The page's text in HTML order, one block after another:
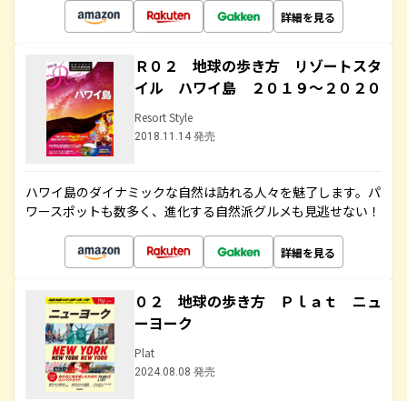
詳細を見る
Ｒ０２ 地球の歩き方 リゾートスタ
イル ハワイ島 ２０１９～２０２０
Resort Style
2018.11.14 発売
ハワイ島のダイナミックな自然は訪れる人々を魅了します。パ
ワースポットも数多く、進化する自然派グルメも見逃せない！
詳細を見る
０２ 地球の歩き方 Ｐｌａｔ ニュ
ーヨーク
Plat
2024.08.08 発売